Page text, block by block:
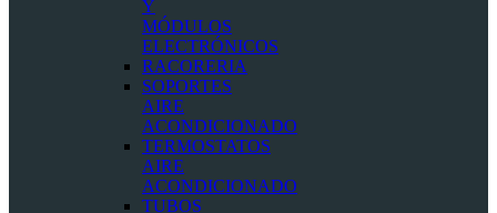
Y
MÓDULOS
ELECTRÓNICOS
RACORERIA
SOPORTES
AIRE
ACONDICIONADO
TERMOSTATOS
AIRE
ACONDICIONADO
TUBOS